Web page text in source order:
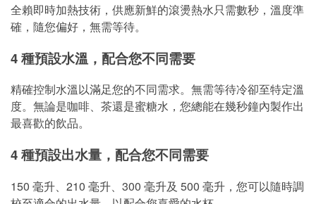
全賴即時加熱技術，供應新鮮的滾燙熱水只需數秒，溫度準
確，隨您偏好，無需等待。
4 種預設水溫，配合您不同需要
精確控制水溫以滿足您的不同需求。無需等待冷卻至特定溫
度。無論是咖啡、茶還是蜜糖水，您總能在幾秒鐘內製作出
最喜歡的飲品。
4 種預設出水量，配合您不同需要
150 毫升、210 毫升、300 毫升及 500 毫升，您可以隨時調